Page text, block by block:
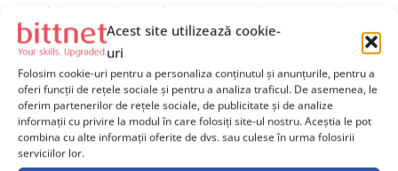
Acest site utilizează cookie-
uri
Folosim cookie-uri pentru a personaliza conținutul și anunțurile, pentru a
oferi funcții de rețele sociale și pentru a analiza traficul. De asemenea, le
oferim partenerilor de rețele sociale, de publicitate și de analize
informații cu privire la modul în care folosiți site-ul nostru. Aceștia le pot
combina cu alte informații oferite de dvs. sau culese în urma folosirii
serviciilor lor.
Astfel, resursele sunt directionate inteligent, evitand
irosirea capacitatii de calcul pe pipeline-uri irelevante
sau inutile.
Recomandari autonome pentru
imbunatatiri